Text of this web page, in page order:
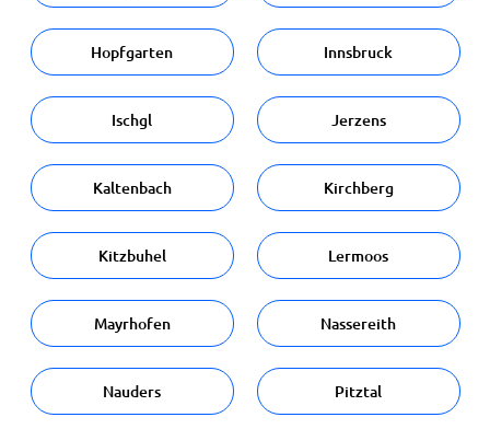
Hopfgarten Innsbruck
Ischgl Jerzens
Kaltenbach Kirchberg
Kitzbuhel Lermoos
Mayrhofen Nassereith
Nauders Pitztal